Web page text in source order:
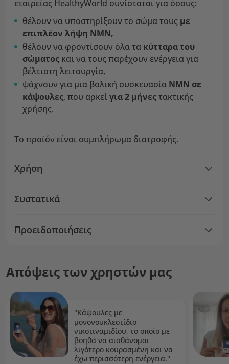
εταιρείας HealthyWorld συνίσταται για όσους:
θέλουν να υποστηρίξουν το σώμα τους με
επιπλέον λήψη NMN,
θέλουν να φροντίσουν όλα τα κύτταρα του
σώματος και να τους παρέχουν ενέργεια για
βέλτιστη λειτουργία,
ψάχνουν για μια βολική συσκευασία NMN σε
κάψουλες, που αρκείγια 2 μήνεςτακτικής
χρήσης.
Το προϊόν είναι συμπλήρωμα διατροφής.
Χρήση
Συστατικά
Προειδοποιήσεις
Απόψεις των χρηστών μας
"Kάψουλες με
μονονουκλεοτίδιο
νικοτιναμιδίου, το οποίο με
βοηθά να αισθάνομαι
λιγότερο κουρασμένη και να
έχω περισσότερη ενέργεια."